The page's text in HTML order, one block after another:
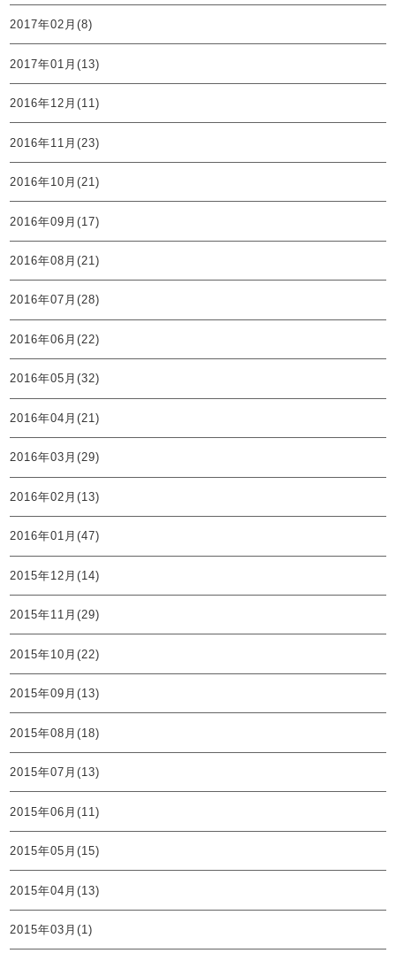
2017年02月(8)
2017年01月(13)
2016年12月(11)
2016年11月(23)
2016年10月(21)
2016年09月(17)
2016年08月(21)
2016年07月(28)
2016年06月(22)
2016年05月(32)
2016年04月(21)
2016年03月(29)
2016年02月(13)
2016年01月(47)
2015年12月(14)
2015年11月(29)
2015年10月(22)
2015年09月(13)
2015年08月(18)
2015年07月(13)
2015年06月(11)
2015年05月(15)
2015年04月(13)
2015年03月(1)